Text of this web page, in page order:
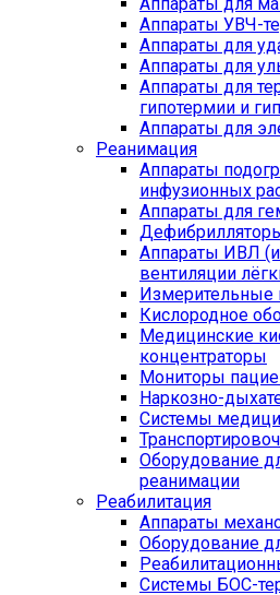
Аппараты УВЧ-
Аппараты для
Аппараты для
Аппараты для
гипотермии и
Аппараты для
Реанимация
Аппараты
инфузионных
Аппараты для
Аппараты ИВЛ
вентиляции
Измерительные
Кислородное
Медицинские
концентраторы
Мониторы
Наркозно-
Системы
Оборудование
реанимации
Реабилитация
Аппараты
Оборудование
Системы БОС-